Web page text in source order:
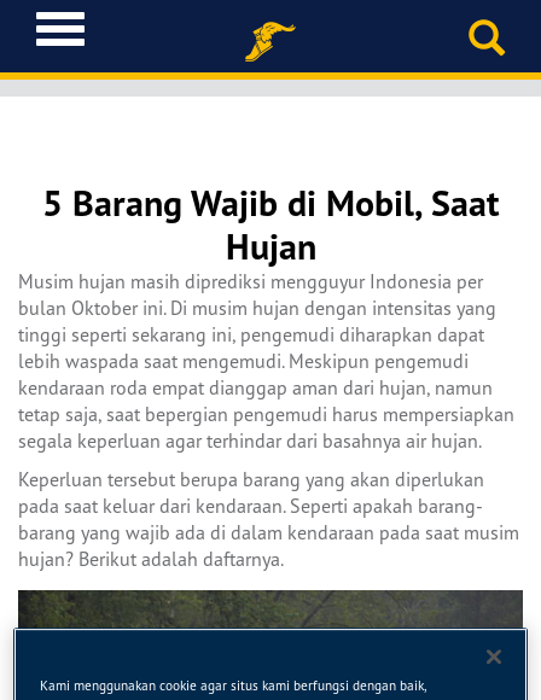
T
o
g
g
a
g
a
t
o
n
5 Barang Wajib di Mobil, Saat
Hujan
Musim hujan masih diprediksi mengguyur Indonesia per
bulan Oktober ini. Di musim hujan dengan intensitas yang
tinggi seperti sekarang ini, pengemudi diharapkan dapat
lebih waspada saat mengemudi. Meskipun pengemudi
kendaraan roda empat dianggap aman dari hujan, namun
tetap saja, saat bepergian pengemudi harus mempersiapkan
segala keperluan agar terhindar dari basahnya air hujan.
Keperluan tersebut berupa barang yang akan diperlukan
pada saat keluar dari kendaraan. Seperti apakah barang-
barang yang wajib ada di dalam kendaraan pada saat musim
hujan? Berikut adalah daftarnya.
Kami menggunakan cookie agar situs kami berfungsi dengan baik,